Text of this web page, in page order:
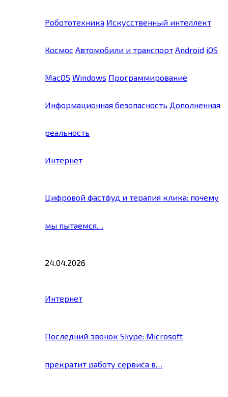
Робототехника Искусственный интеллект
Космос Автомобили и транспорт Android iOS
MacOS Windows Программирование
Информационная безопасность Дополненная
реальность
Интернет
Цифровой фастфуд и терапия клика: почему
мы пытаемся…
24.04.2026
Интернет
Последний звонок Skype: Microsoft
прекратит работу сервиса в…